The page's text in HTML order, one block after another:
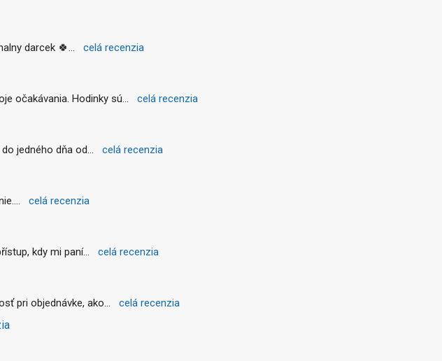
darcek 🍀 celá recenzia
očakávania. Hodinky sú celá recenzia
jedného dňa od celá recenzia
celá recenzia
kdy mi paní... celá recenzia
pri objednávke, ako celá recenzia